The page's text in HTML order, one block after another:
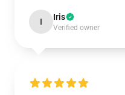
I Iris
Verified owner